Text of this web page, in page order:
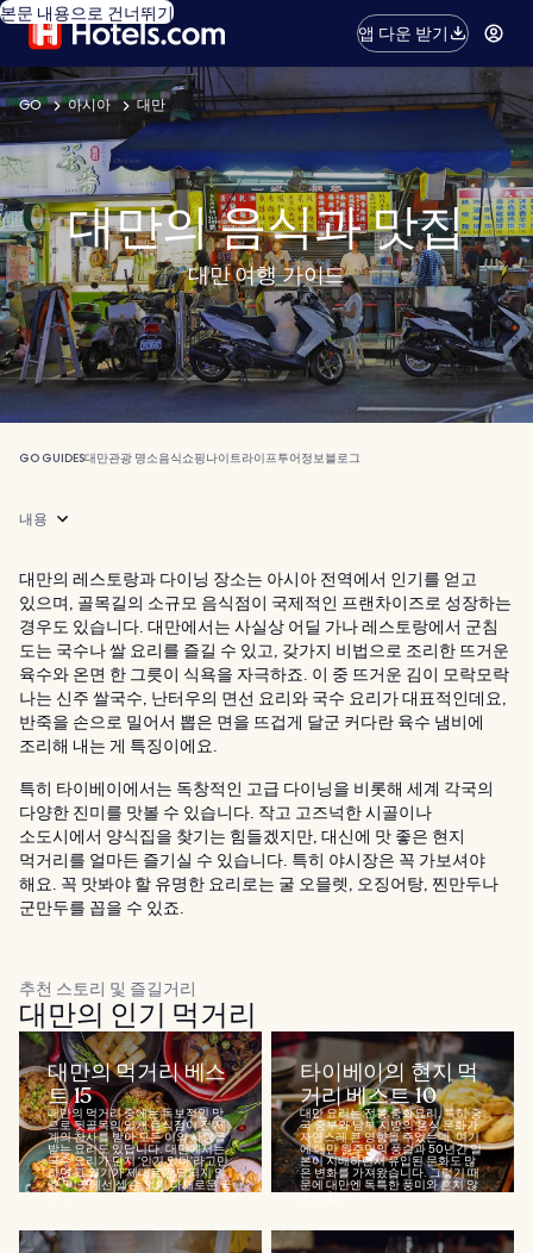
본문 내용으로 건너뛰기
앱 다운 받기
GO 아시아 대만
대만의 음식과 맛집
대만 여행 가이드
GO GUIDES대만관광 명소음식쇼핑나이트라이프투어정보블로그
내용
대만의 레스토랑과 다이닝 장소는 아시아 전역에서 인기를 얻고
있으며, 골목길의 소규모 음식점이 국제적인 프랜차이즈로 성장하는
경우도 있습니다. 대만에서는 사실상 어딜 가나 레스토랑에서 군침
도는 국수나 쌀 요리를 즐길 수 있고, 갖가지 비법으로 조리한 뜨거운
육수와 온면 한 그릇이 식욕을 자극하죠. 이 중 뜨거운 김이 모락모락
나는 신주 쌀국수, 난터우의 면선 요리와 국수 요리가 대표적인데요,
반죽을 손으로 밀어서 뽑은 면을 뜨겁게 달군 커다란 육수 냄비에
조리해 내는 게 특징이에요.
특히 타이베이에서는 독창적인 고급 다이닝을 비롯해 세계 각국의
다양한 진미를 맛볼 수 있습니다. 작고 고즈넉한 시골이나
소도시에서 양식집을 찾기는 힘들겠지만, 대신에 맛 좋은 현지
먹거리를 얼마든 즐기실 수 있습니다. 특히 야시장은 꼭 가보셔야
해요. 꼭 맛봐야 할 유명한 요리로는 굴 오믈렛, 오징어탕, 찐만두나
군만두를 꼽을 수 있죠.
추천 스토리 및 즐길거리
대만의 인기 먹거리
대만의 먹거리 베스
트 15
대만의 먹거리 중에는 독보적인 맛
으로 뒷골목의 일개 음식점이 전 세
계의 찬사를 받아 모든 이의 사랑을
받는 요리도 있답니다. 대만에서는
국수 요리가 단지 ‘인기 있다’라고만
하면 그 열기가 제대로 전달되지 않
죠. 이곳에선 셀 수 없이 다채로운 국
수...
타이베이의 현지 먹
거리 베스트 10
대만 요리는 전통 중화요리, 특히 중
국 중부와 남부 지방의 음식 문화가
자연스레 큰 영향을 주었는데, 여기
에 대만 원주민의 풍습과 50년간 일
본이 지배하면서 유입된 문화도 많
은 변화를 가져왔습니다. 그렇기 때
문에 대만엔 독특한 풍미와 흔치 않
은 조합...